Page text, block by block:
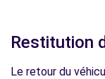
Restitution
Le retour du